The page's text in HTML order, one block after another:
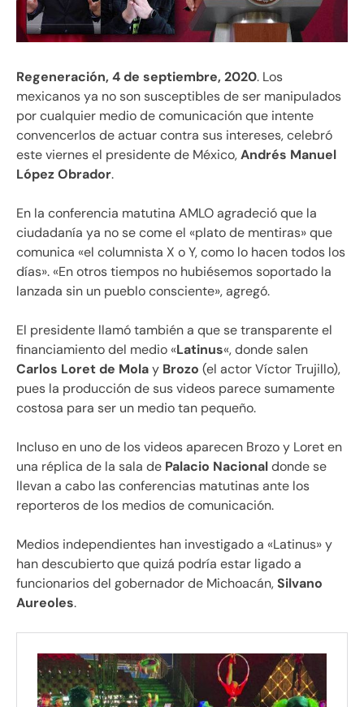
Regeneración, 4 de septiembre, 2020. Los
mexicanos ya no son susceptibles de ser manipulados
por cualquier medio de comunicación que intente
convencerlos de actuar contra sus intereses, celebró
este viernes el presidente de México,Andrés Manuel
López Obrador.
En la conferencia matutina AMLO agradeció que la
ciudadanía ya no se come el «plato de mentiras» que
comunica «el columnista X o Y, como lo hacen todos los
días». «En otros tiempos no hubiésemos soportado la
lanzada sin un pueblo consciente», agregó.
El presidente llamó también a que se transparente el
financiamiento del medio «Latinus«, donde salen
Carlos Loret de Molay Brozo (el actor Víctor Trujillo),
pues la producción de sus videos parece sumamente
costosa para ser un medio tan pequeño.
Incluso en uno de los videos aparecen Brozo y Loret en
una réplica de la sala de Palacio Nacionaldonde se
llevan a cabo las conferencias matutinas ante los
reporteros de los medios de comunicación.
Medios independientes han investigado a «Latinus» y
han descubierto que quizá podría estar ligado a
funcionarios del gobernador de Michoacán,Silvano
Aureoles.